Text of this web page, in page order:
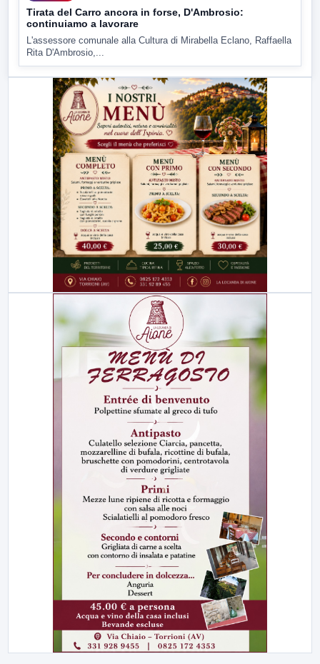
Tirata del Carro ancora in forse, D'Ambrosio:
continuiamo a lavorare
L'assessore comunale alla Cultura di Mirabella Eclano, Raffaella
Rita D'Ambrosio,...